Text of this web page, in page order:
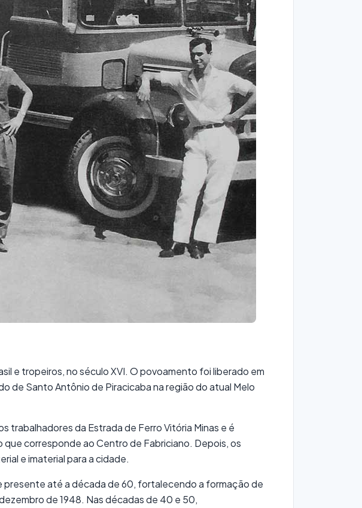
e tropeiros, no século XVI. O povoamento foi liberado em
de Santo Antônio de Piracicaba na região do atual Melo
trabalhadores da Estrada de Ferro Vitória Minas e é
corresponde ao Centro de Fabriciano. Depois, os
e imaterial para a cidade.
presente até a década de 60, fortalecendo a formação de
de 1948. Nas décadas de 40 e 50,